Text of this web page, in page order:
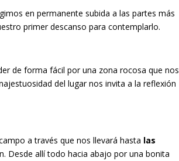
en permanente subida a las partes más
primer descanso para contemplarlo.
de forma fácil por una zona rocosa que nos
del lugar nos invita a la reflexión
a través que nos llevará hasta las
Desde allí todo hacia abajo por una bonita